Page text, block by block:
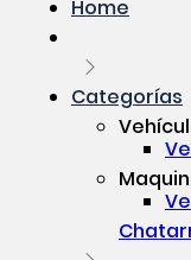
Home
Categorías